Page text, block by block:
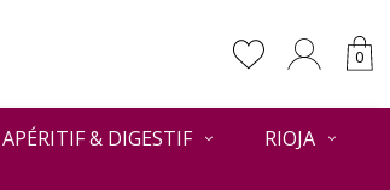
0
APÉRITIF & DIGESTIF RIOJA